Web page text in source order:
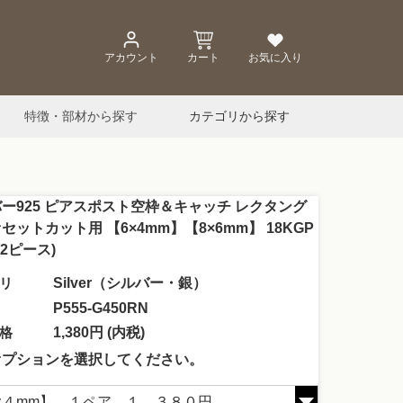
アカウント カート お気に入り
特徴・部材から探す カテゴリから探す
925 ピアスポスト空枠＆キャッチ レクタング
ットカット用 【6×4mm】【8×6mm】 18KGP
ピース)
Silver（シルバー・銀）
P555-G450RN
1,380円 (内税)
ションを選択してください。